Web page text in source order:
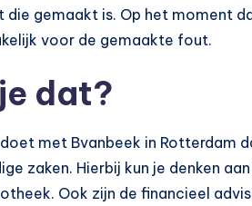
gemaakt is. Op het moment
voor de gemaakte fout.
dat?
met Bvanbeek in Rotterdam
zaken. Hierbij kun je denken
Ook zijn de financieel